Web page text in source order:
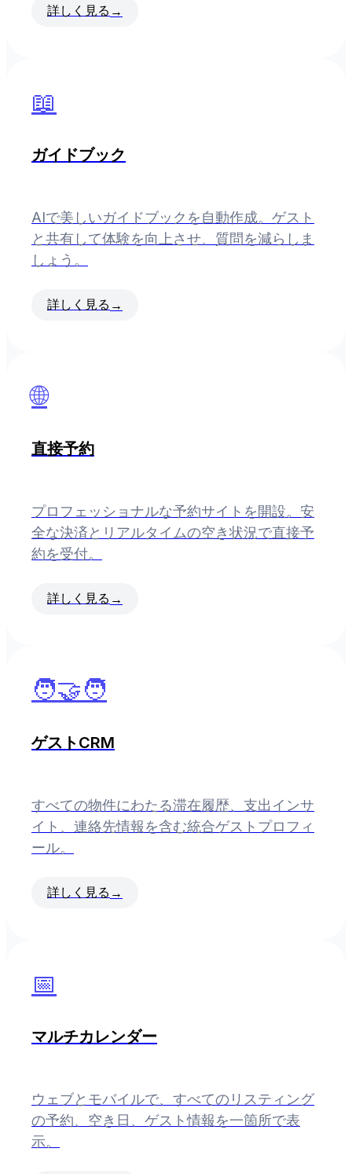
詳しく見る →
📖
ガイドブック
AIで美しいガイドブックを自動作成。ゲスト
と共有して体験を向上させ、質問を減らしま
しょう。
詳しく見る →
🌐
直接予約
プロフェッショナルな予約サイトを開設。安
全な決済とリアルタイムの空き状況で直接予
約を受付。
詳しく見る →
🧑‍🤝‍🧑
ゲストCRM
すべての物件にわたる滞在履歴、支出インサ
イト、連絡先情報を含む統合ゲストプロフィ
ール。
詳しく見る →
📅
マルチカレンダー
ウェブとモバイルで、すべてのリスティング
の予約、空き日、ゲスト情報を一箇所で表
示。